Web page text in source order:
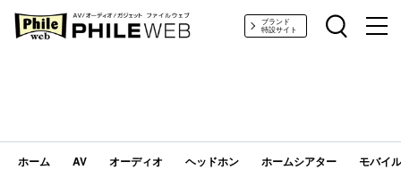
PHILE WEB｜AV/オーディオ/ガジェットブランド
特設サイト
ホーム AV オーディオ ヘッドホン ホームシアター モバイ